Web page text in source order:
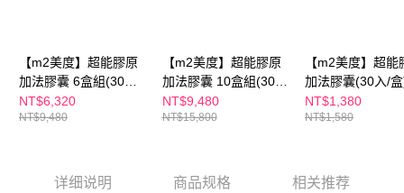
【m2美度】超能膠原
加法膠囊 6盒組(30入/
盒)
NT$6,320
NT$9,480
【m2美度】超能膠原
加法膠囊 10盒組(30
入/盒)
NT$9,480
NT$15,800
【m2美度】超能
加法膠囊(30入/
NT$1,380
NT$1,580
详细说明 商品规格 相关推荐